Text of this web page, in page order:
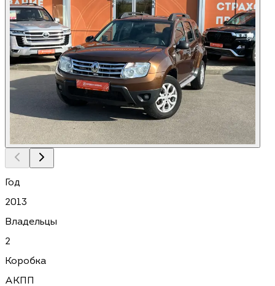
Год
2013
Владельцы
2
Коробка
АКПП